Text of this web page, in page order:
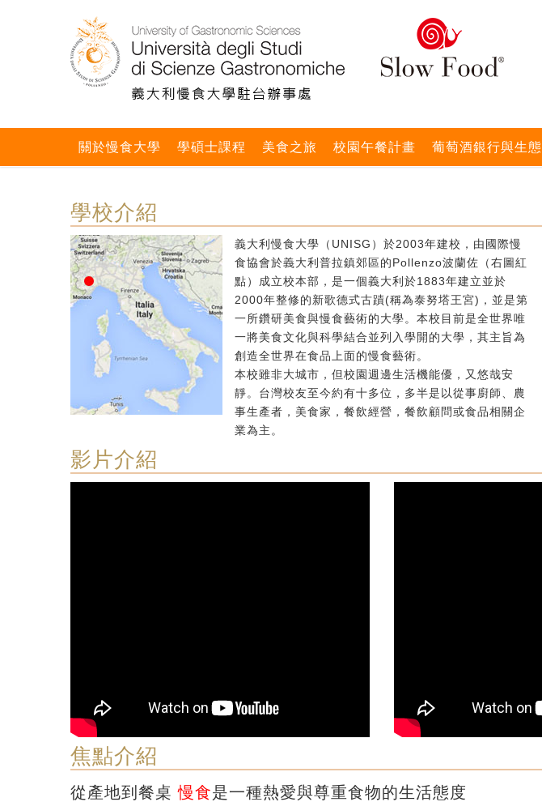
關於慢食大學 學碩士課程 美食之旅 校園午餐計畫 葡萄酒銀行與生
學校介紹
義大利慢食大學（UNISG）於2003年建校，由國際慢
食協會於義大利普拉鎮郊區的Pollenzo波蘭佐（右圖紅
點）成立校本部，是一個義大利於1883年建立並於
2000年整修的新歌德式古蹟(稱為泰努塔王宮)，並是第
一所鑽研美食與慢食藝術的大學。本校目前是全世界唯
一將美食文化與科學結合並列入學開的大學，其主旨為
創造全世界在食品上面的慢食藝術。
本校雖非大城市，但校園週邊生活機能優，又悠哉安
靜。台灣校友至今約有十多位，多半是以從事廚師、農
事生產者，美食家，餐飲經營，餐飲顧問或食品相關企
業為主。
影片介紹
焦點介紹
從產地到餐桌慢食是一種熱愛與尊重食物的生活態度